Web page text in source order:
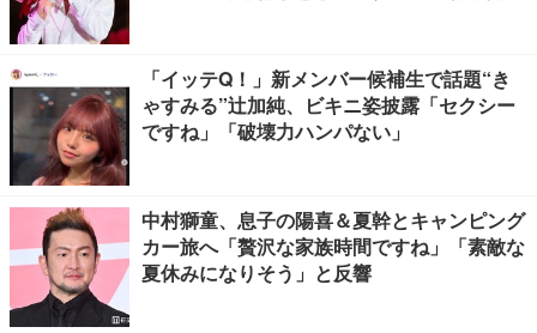
「イッテQ！」新メンバー候補生で話題“き
ゃすみる”辻加純、ビキニ姿披露「セクシー
ですね」「破壊力ハンパない」
中村獅童、息子の陽喜＆夏幹とキャンピング
カー旅へ「贅沢な家族時間ですね」「素敵な
夏休みになりそう」と反響